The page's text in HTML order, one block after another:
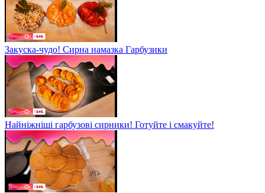
Закуска-чудо! Сирна намазка Гарбузики
Найніжніші гарбузові сирники! Готуйте і смакуйте!